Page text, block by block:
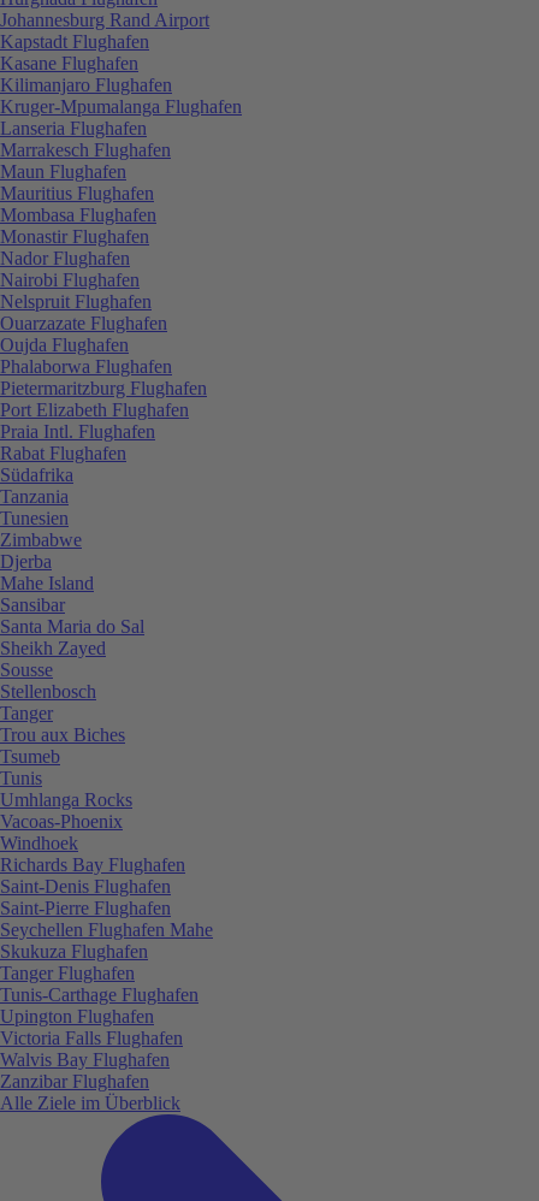
Johannesburg Rand Airport
Kapstadt Flughafen
Kasane Flughafen
Kilimanjaro Flughafen
Kruger-Mpumalanga Flughafen
Lanseria Flughafen
Marrakesch Flughafen
Maun Flughafen
Mauritius Flughafen
Mombasa Flughafen
Monastir Flughafen
Nador Flughafen
Nairobi Flughafen
Nelspruit Flughafen
Ouarzazate Flughafen
Oujda Flughafen
Phalaborwa Flughafen
Pietermaritzburg Flughafen
Port Elizabeth Flughafen
Praia Intl. Flughafen
Rabat Flughafen
Südafrika
Tanzania
Tunesien
Zimbabwe
Djerba
Mahe Island
Sansibar
Santa Maria do Sal
Sheikh Zayed
Sousse
Stellenbosch
Tanger
Trou aux Biches
Tsumeb
Tunis
Umhlanga Rocks
Vacoas-Phoenix
Windhoek
Richards Bay Flughafen
Saint-Denis Flughafen
Saint-Pierre Flughafen
Seychellen Flughafen Mahe
Skukuza Flughafen
Tanger Flughafen
Tunis-Carthage Flughafen
Upington Flughafen
Victoria Falls Flughafen
Walvis Bay Flughafen
Zanzibar Flughafen
Alle Ziele im Überblick